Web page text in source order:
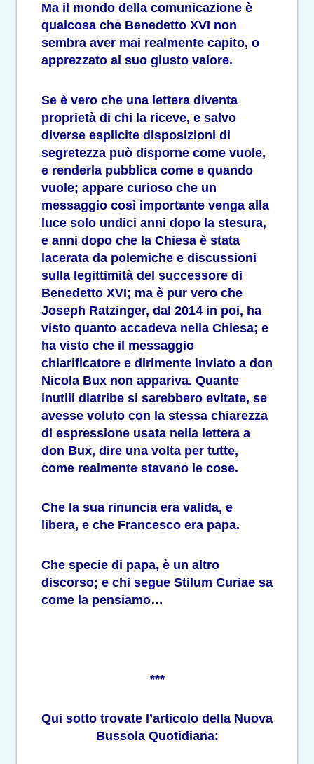
Ma il mondo della comunicazione è
qualcosa che Benedetto XVI non
sembra aver mai realmente capito, o
apprezzato al suo giusto valore.
Se è vero che una lettera diventa
proprietà di chi la riceve, e salvo
diverse esplicite disposizioni di
segretezza può disporne come vuole,
e renderla pubblica come e quando
vuole; appare curioso che un
messaggio così importante venga alla
luce solo undici anni dopo la stesura,
e anni dopo che la Chiesa è stata
lacerata da polemiche e discussioni
sulla legittimità del successore di
Benedetto XVI; ma è pur vero che
Joseph Ratzinger, dal 2014 in poi, ha
visto quanto accadeva nella Chiesa; e
ha visto che il messaggio
chiarificatore e dirimente inviato a don
Nicola Bux non appariva. Quante
inutili diatribe si sarebbero evitate, se
avesse voluto con la stessa chiarezza
di espressione usata nella lettera a
don Bux, dire una volta per tutte,
come realmente stavano le cose.
Che la sua rinuncia era valida, e
libera, e che Francesco era papa.
Che specie di papa, è un altro
discorso; e chi segue Stilum Curiae sa
come la pensiamo…
***
Qui sotto trovate l’articolo della Nuova
Bussola Quotidiana: